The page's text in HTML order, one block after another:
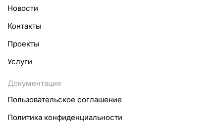
Новости
Контакты
Проекты
Услуги
Документация
Пользовательское соглашение
Политика конфиденциальности